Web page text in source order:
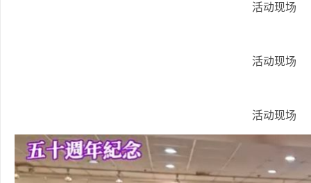
活动现场
活动现场
活动现场